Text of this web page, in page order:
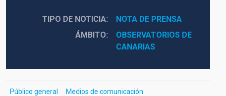
TIPO DE NOTICIA
NOTA DE PRENSA
ÁMBITO
OBSERVATORIOS DE
CANARIAS
Público general Medios de comunicación